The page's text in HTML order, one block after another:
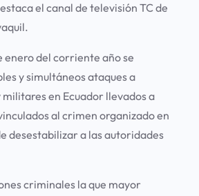
el canal de televisión TC de
enero del corriente año se
y simultáneos ataques a
en Ecuador llevados a
al crimen organizado en
desestabilizar a las autoridades
criminales la que mayor